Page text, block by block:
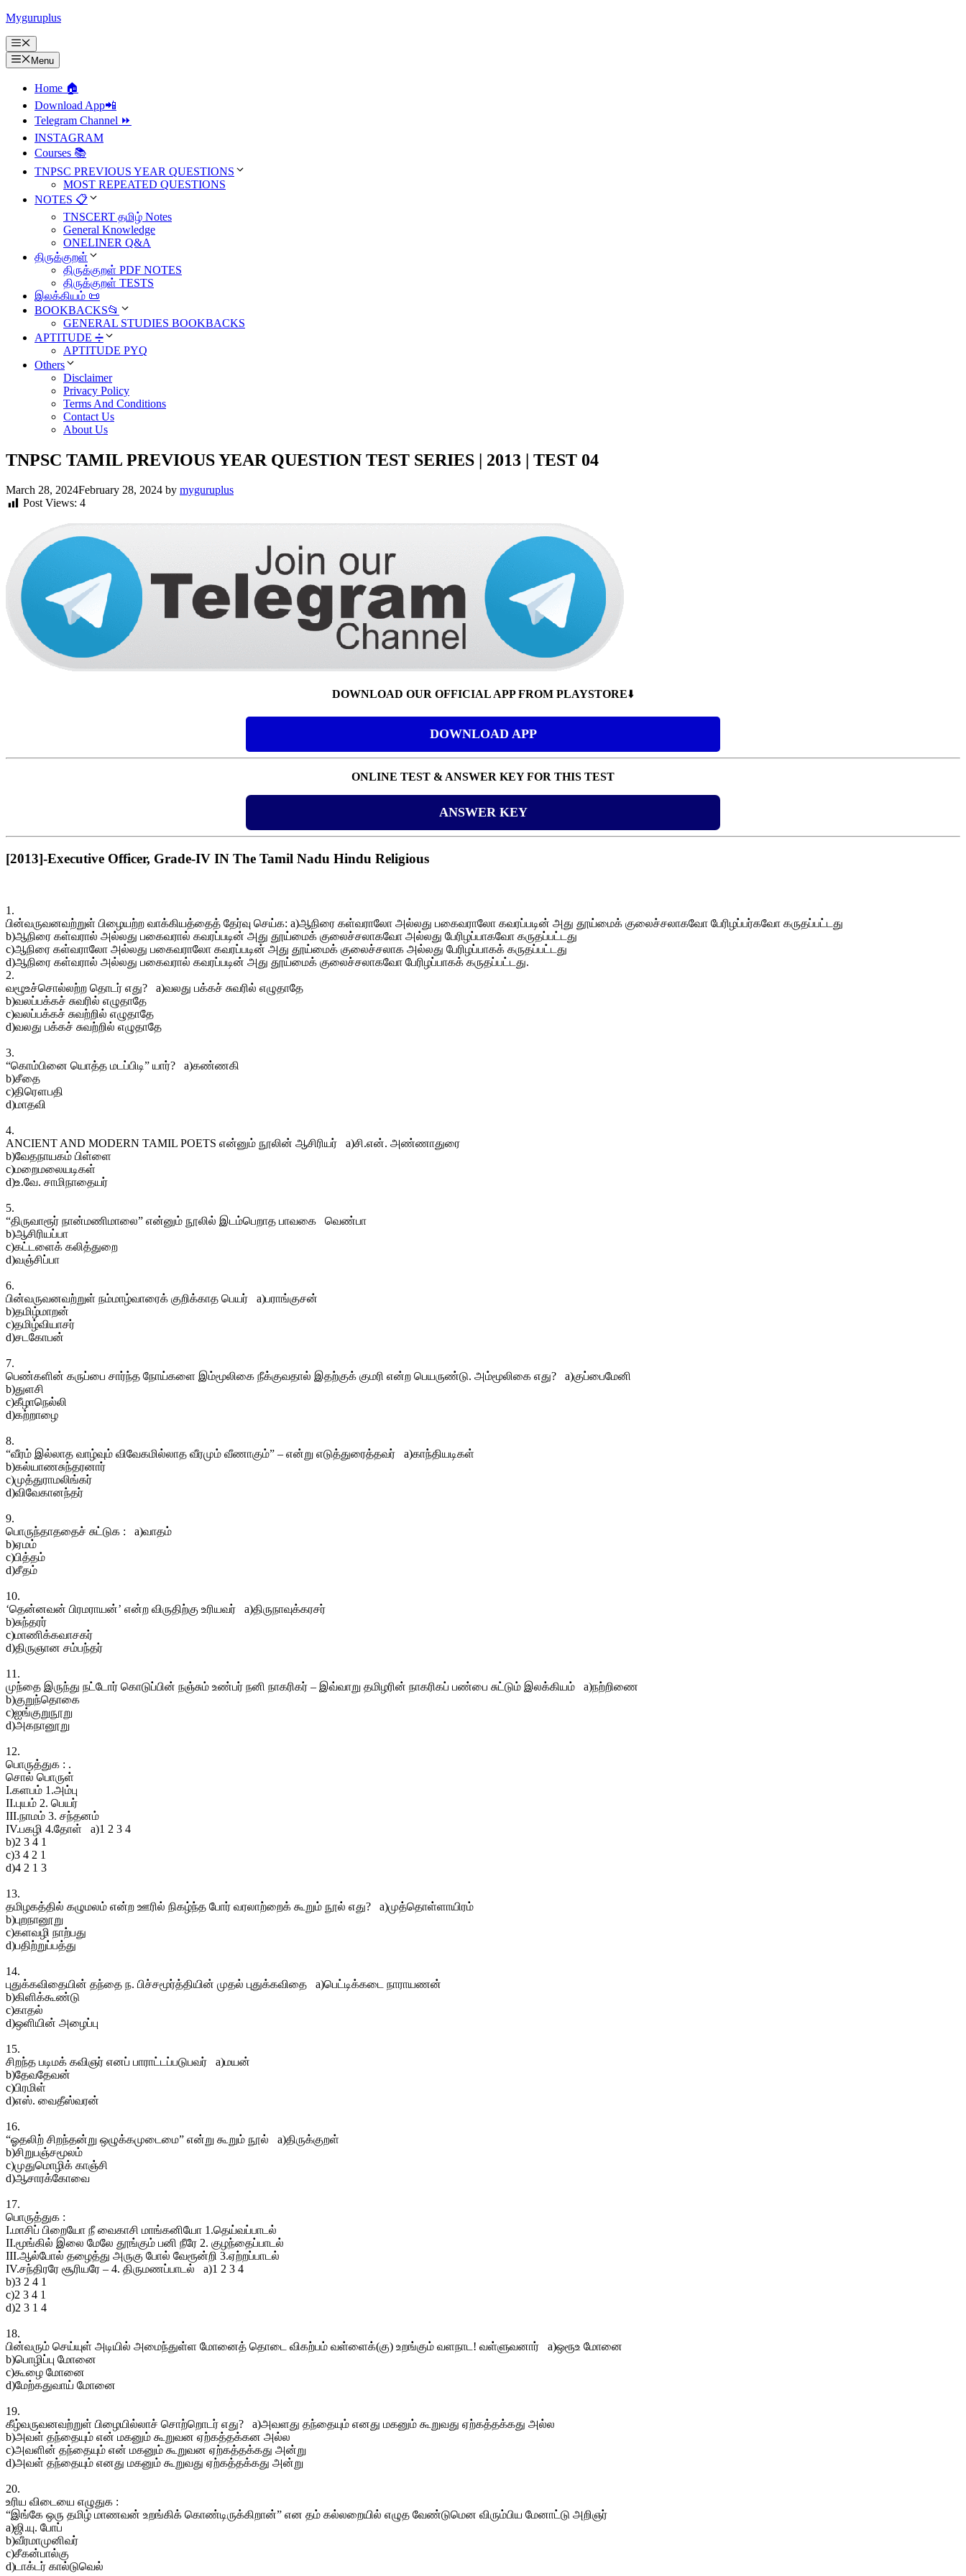
Skip
content
Myguruplus
Menu
Menu
Home 🏠
Download App📲
Telegram Channel ⏩
INSTAGRAM
Courses 📚
TNPSC PREVIOUS YEAR QUESTIONS
MOST REPEATED QUESTIONS
NOTES 📋
TNSCERT தமிழ் Notes
General Knowledge
ONELINER Q&A
திருக்குறள்
திருக்குறள் PDF NOTES
திருக்குறள் TESTS
இலக்கியம் 📜
BOOKBACKS📂
GENERAL STUDIES BOOKBACKS
APTITUDE ➗
APTITUDE PYQ
Others
Disclaimer
Privacy Policy
Terms And Conditions
Contact Us
About Us
TNPSC TAMIL PREVIOUS YEAR QUESTION TEST SERIES | 2013 | TEST 04
March 28, 2024February 28, 2024 by myguruplus
Post Views: 4
DOWNLOAD OUR OFFICIAL APP FROM PLAYSTORE⬇️
DOWNLOAD APP
ONLINE TEST & ANSWER KEY FOR THIS TEST
ANSWER KEY
[2013]-Executive Officer, Grade-IV IN The Tamil Nadu Hindu Religious
1.
பின்வருவனவற்றுள் பிழையற்ற வாக்கியத்தைத் தேர்வு செய்க: a)ஆநிரை கள்வராலோ அல்லது பகைவராலோ கவரப்படின் அது தூய்மைக் குலைச்சலாகவோ பேரிழப்பர்கவோ கருதப்பட்டது
b)ஆநிரை கள்வரால் அல்லது பகைவரால் கவரப்படின் அது தூய்மைக் குலைச்சலாகவோ அல்லது பேரிழப்பாகவோ கருதப்பட்டது
c)ஆநிரை கள்வராலோ அல்லது பகைவராலோ கவரப்படின் அது தூய்மைக் குலைச்சலாக அல்லது பேரிழப்பாகக் கருதப்பட்டது
d)ஆநிரை கள்வரால் அல்லது பகைவரால் கவரப்படின் அது தூய்மைக் குலைச்சலாகவோ பேரிழப்பாகக் கருதப்பட்டது.
2.
வழூஉச்சொல்லற்ற தொடர் எது? a)வலது பக்கச் சுவரில் எழுதாதே
b)வலப்பக்கச் சுவரில் எழுதாதே
c)வலப்பக்கச் சுவற்றில் எழுதாதே
d)வலது பக்கச் சுவற்றில் எழுதாதே
3.
“கொம்பினை யொத்த மடப்பிடி” யார்? a)கண்ணகி
b)சீதை
c)திரௌபதி
d)மாதவி
4.
ANCIENT AND MODERN TAMIL POETS என்னும் நூலின் ஆசிரியர் a)சி.என். அண்ணாதுரை
b)வேதநாயகம் பிள்ளை
c)மறைமலையடிகள்
d)உ.வே. சாமிநாதையர்
5.
“திருவாரூர் நான்மணிமாலை” என்னும் நூலில் இடம்பெறாத பாவகை வெண்பா
b)ஆசிரியப்பா
c)கட்டளைக் கலித்துறை
d)வஞ்சிப்பா
6.
பின்வருவனவற்றுள் நம்மாழ்வாரைக் குறிக்காத பெயர் a)பராங்குசன்
b)தமிழ்மாறன்
c)தமிழ்வியாசர்
d)சடகோபன்
7.
பெண்களின் கருப்பை சார்ந்த நோய்களை இம்மூலிகை நீக்குவதால் இதற்குக் குமரி என்ற பெயருண்டு. அம்மூலிகை எது? a)குப்பைமேனி
b)துளசி
c)கீழாநெல்லி
d)கற்றாழை
8.
“வீரம் இல்லாத வாழ்வும் விவேகமில்லாத வீரமும் வீணாகும்” – என்று எடுத்துரைத்தவர் a)காந்தியடிகள்
b)கல்யாணசுந்தரனார்
c)முத்துராமலிங்கர்
d)விவேகானந்தர்
9.
பொருந்தாததைச் சுட்டுக : a)வாதம்
b)ஏமம்
c)பித்தம்
d)சீதம்
10.
‘தென்னவன் பிரமராயன்’ என்ற விருதிற்கு உரியவர் a)திருநாவுக்கரசர்
b)சுந்தரர்
c)மாணிக்கவாசகர்
d)திருஞான சம்பந்தர்
11.
முந்தை இருந்து நட்டோர் கொடுப்பின் நஞ்சும் உண்பர் நனி நாகரிகர் – இவ்வாறு தமிழரின் நாகரிகப் பண்பை சுட்டும் இலக்கியம் a)நற்றிணை
b)குறுந்தொகை
c)ஐங்குறுநூறு
d)அகநானூறு
12.
பொருத்துக : .
சொல் பொருள்
I.களபம் 1.அம்பு
II.புயம் 2. பெயர்
III.நாமம் 3. சந்தனம்
IV.பகழி 4.தோள் a)1 2 3 4
b)2 3 4 1
c)3 4 2 1
d)4 2 1 3
13.
தமிழகத்தில் கழுமலம் என்ற ஊரில் நிகழ்ந்த போர் வரலாற்றைக் கூறும் நூல் எது? a)முத்தொள்ளாயிரம்
b)புறநானூறு
c)களவழி நாற்பது
d)பதிற்றுப்பத்து
14.
புதுக்கவிதையின் தந்தை ந. பிச்சமூர்த்தியின் முதல் புதுக்கவிதை a)பெட்டிக்கடை நாராயணன்
b)கிளிக்கூண்டு
c)காதல்
d)ஒளியின் அழைப்பு
15.
சிறந்த படிமக் கவிஞர் எனப் பாராட்டப்படுபவர் a)மயன்
b)தேவதேவன்
c)பிரமிள்
d)எஸ். வைதீஸ்வரன்
16.
“ஓதலிற் சிறந்தன்று ஒழுக்கமுடைமை” என்று கூறும் நூல் a)திருக்குறள்
b)சிறுபஞ்சமூலம்
c)முதுமொழிக் காஞ்சி
d)ஆசாரக்கோவை
17.
பொருத்துக :
I.மாசிப் பிறையோ நீ வைகாசி மாங்கனியோ 1.தெய்வப்பாடல்
II.மூங்கில் இலை மேலே தூங்கும் பனி நீரே 2. குழந்தைப்பாடல்
III.ஆல்போல் தழைத்து அருகு போல் வேரூன்றி 3.ஏற்றப்பாடல்
IV.சந்திரரே சூரியரே – 4. திருமணப்பாடல் a)1 2 3 4
b)3 2 4 1
c)2 3 4 1
d)2 3 1 4
18.
பின்வரும் செய்யுள் அடியில் அமைந்துள்ள மோனைத் தொடை விகற்பம் வள்ளைக்(கு) உறங்கும் வளநாட! வள்ளுவனார் a)ஒரூஉ மோனை
b)பொழிப்பு மோனை
c)கூழை மோனை
d)மேற்கதுவாய் மோனை
19.
கீழ்வருவனவற்றுள் பிழையில்லாச் சொற்றொடர் எது? a)அவளது தந்தையும் எனது மகனும் கூறுவது ஏற்கத்தக்கது அல்ல
b)அவள் தந்தையும் என் மகனும் கூறுவன ஏற்கத்தக்கன அல்ல
c)அவளின் தந்தையும் என் மகனும் கூறுவன ஏற்கத்தக்கது அன்று
d)அவள் தந்தையும் எனது மகனும் கூறுவது ஏற்கத்தக்கது அன்று
20.
உரிய விடையை எழுதுக :
“இங்கே ஒரு தமிழ் மாணவன் உறங்கிக் கொண்டிருக்கிறான்” என தம் கல்லறையில் எழுத வேண்டுமென விரும்பிய மேனாட்டு அறிஞர்
a)ஜி.யு. போப்
b)வீரமாமுனிவர்
c)சீகன்பால்கு
d)டாக்டர் கால்டுவெல்